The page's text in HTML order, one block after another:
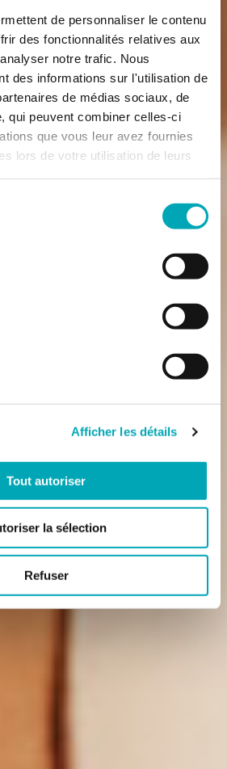
de personnaliser le contenu
des fonctionnalités relatives aux
notre trafic. Nous
des informations sur l'utilisation de
de médias sociaux, de
qui peuvent combiner celles-ci
que vous leur avez fournies
lors de votre utilisation de leurs
Afficher les détails
Tout autoriser
la sélection
Refuser